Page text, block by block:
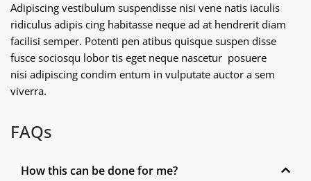
Adipiscing vestibulum suspendisse nisi vene natis iaculis
ridiculus adipis cing habitasse neque ad at hendrerit diam
facilisi semper. Potenti pen atibus quisque suspen disse
fusce sociosqu lobor tis eget neque nascetur posuere
nisi adipiscing condim entum in vulputate auctor a sem
viverra.
FAQs
How this can be done for me?